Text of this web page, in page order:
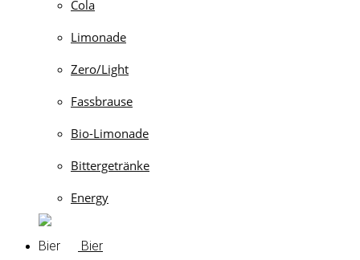
Cola
Limonade
Zero/Light
Fassbrause
Bio-Limonade
Bittergetränke
Energy
Bier